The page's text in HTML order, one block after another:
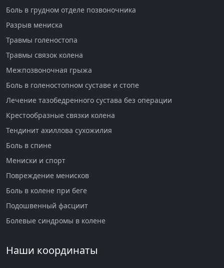
Боль в грудном отделе позвоночника
Разрыв мениска
Травмы голеностопа
Травмы связок колена
Межпозвоночная грыжа
Боль в голеностопном суставе и стопе
Лечение тазобедренного сустава без операции
Крестообразные связки колена
Тендинит ахиллова сухожилия
Боль в спине
Мениски и спорт
Повреждение менисков
Боль в колене при беге
Подошвенный фасциит
Болевые синдромы в колене
Наши координаты